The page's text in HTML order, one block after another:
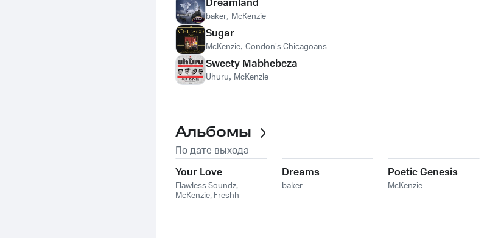
Dreamland
baker, McKenzie
Sugar
McKenzie, Condon's Chicagoans
Sweety Mabhebeza
Uhuru, McKenzie
Альбомы
По дате выхода
Your Love
Flawless Soundz,
McKenzie, Freshh
Dreams
baker
Poetic Genesis
McKenzie